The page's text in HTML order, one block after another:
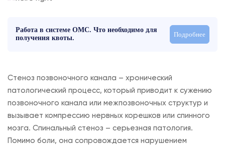
Работа в системе ОМС. Что необходимо для
получения квоты.
Подробнее
Стеноз позвоночного канала – хронический
патологический процесс, который приводит к сужению
позвоночного канала или межпозвоночных структур и
вызывает компрессию нервных корешков или спинного
мозга. Спинальный стеноз – серьезная патология.
Помимо боли, она сопровождается нарушением